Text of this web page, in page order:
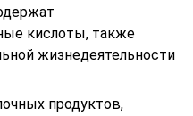
кислоты, также
жизнедеятельности
продуктов,